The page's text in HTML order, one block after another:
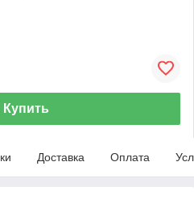
Купить
Доставка Оплата